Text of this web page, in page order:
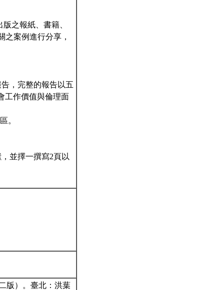
之報紙、書籍、
案例進行分享，
，完整的報告以五
工作價值與倫理面
。
並擇一撰寫2頁以
版）。臺北：洪葉